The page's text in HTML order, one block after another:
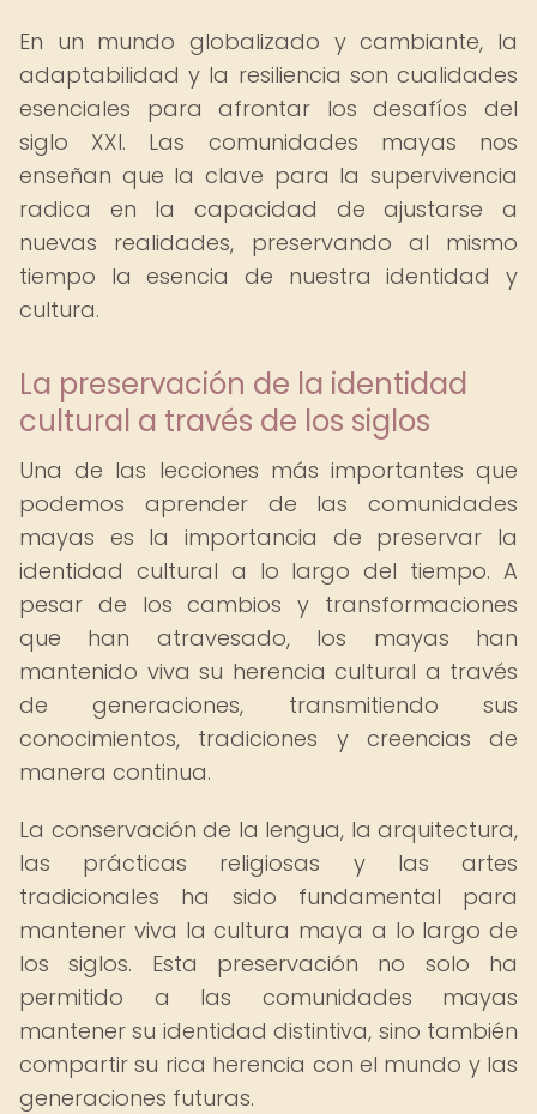
En un mundo globalizado y cambiante, la
adaptabilidad y la resiliencia son cualidades
esenciales para afrontar los desafíos del
siglo XXI. Las comunidades mayas nos
enseñan que la clave para la supervivencia
radica en la capacidad de ajustarse a
nuevas realidades, preservando al mismo
tiempo la esencia de nuestra identidad y
cultura.
La preservación de la identidad
cultural a través de los siglos
Una de las lecciones más importantes que
podemos aprender de las comunidades
mayas es la importancia de preservar la
identidad cultural a lo largo del tiempo. A
pesar de los cambios y transformaciones
que han atravesado, los mayas han
mantenido viva su herencia cultural a través
de generaciones, transmitiendo sus
conocimientos, tradiciones y creencias de
manera continua.
La conservación de la lengua, la arquitectura,
las prácticas religiosas y las artes
tradicionales ha sido fundamental para
mantener viva la cultura maya a lo largo de
los siglos. Esta preservación no solo ha
permitido a las comunidades mayas
mantener su identidad distintiva, sino también
compartir su rica herencia con el mundo y las
generaciones futuras.